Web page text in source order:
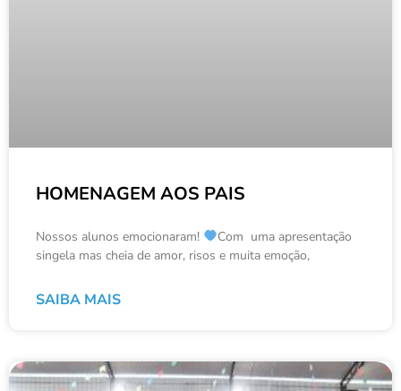
HOMENAGEM AOS PAIS
Nossos alunos emocionaram!
Com uma apresentação
singela mas cheia de amor, risos e muita emoção,
SAIBA MAIS